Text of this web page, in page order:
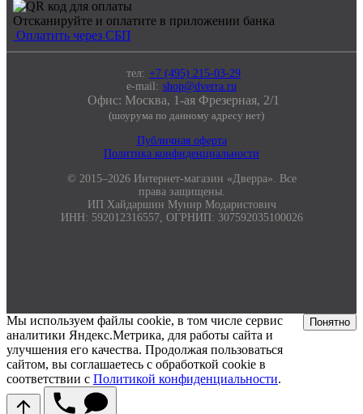
Отсканируйте и оплатите в приложении банка
Оплатить через СБП
© 2015–2026 Интернет-магазин «Дверра». Все
права защищены.
ИП Хайдаршин Мунир Модаристович
ИНН: 592012316557, ОГРНИП: 307592035100026
Публичная оферта
Политика конфиденциальности
тел: +7 (495) 215-03-29
e-mail: shop@dverra.ru
Офис: Москва, 1-ая Фрезерная, 2/1
(шоурума по данному адресу нет)
Мы используем файлы cookie, в том числе сервис
аналитики Яндекс.Метрика, для работы сайта и
улучшения его качества. Продолжая пользоваться
сайтом, вы соглашаетесь с обработкой cookie в
соответствии с Политикой конфиденциальности.
Понятно